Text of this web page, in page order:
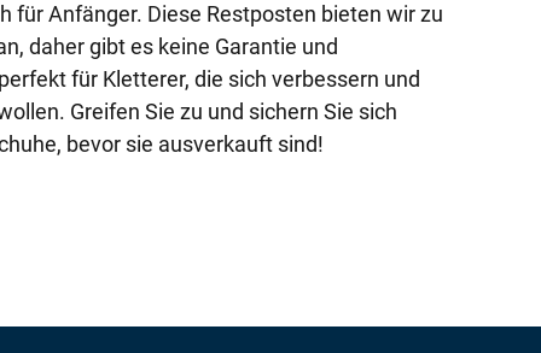
für Anfänger. Diese Restposten bieten wir zu
daher gibt es keine Garantie und
für Kletterer, die sich verbessern und
Greifen Sie zu und sichern Sie sich
bevor sie ausverkauft sind!